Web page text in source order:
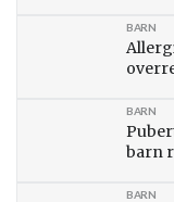
BARN
barn
BARN
BARN